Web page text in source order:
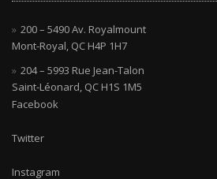
200 – 5490 Av. Royalmount
Mont-Royal, QC H4P 1H7
204 – 5993 Rue Jean-Talon
Saint-Léonard, QC H1S 1M5
Facebook
Twitter
Instagram